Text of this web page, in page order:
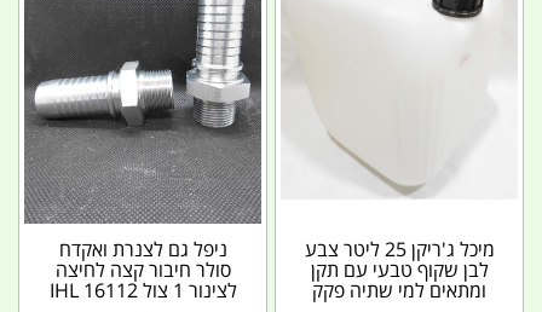
מיכל ג'ריקן 25 ליטר צבע
לבן שקוף טבעי עם תקן
ומתאים למי שתיה פקק
ניפל גם לצנרת ואקדח
סולר חיבור קצה לחיצה
לצינור 1 צול 16112 IHL